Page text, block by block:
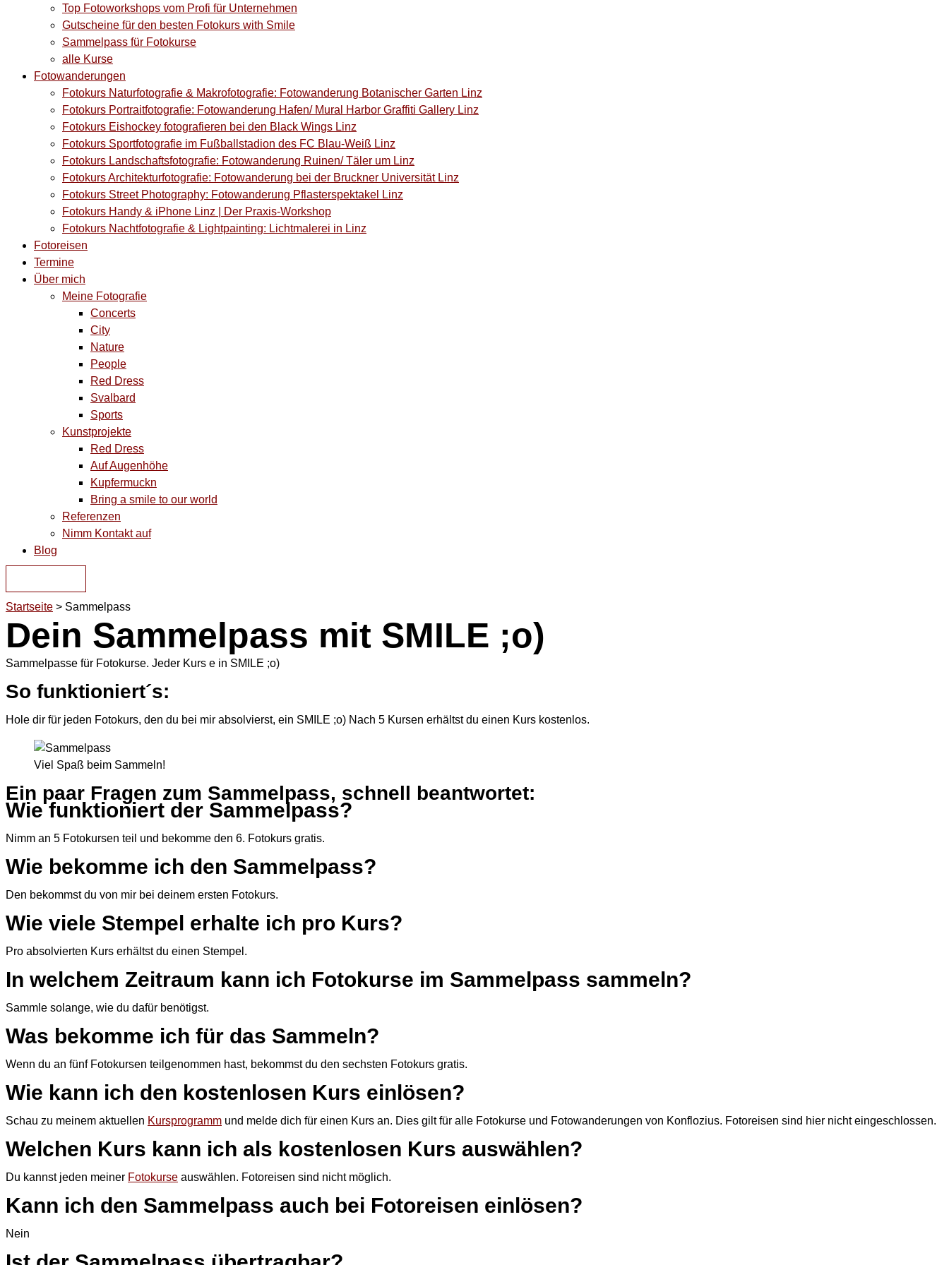
Top Fotoworkshops vom Profi für Unternehmen
Gutscheine für den besten Fotokurs with Smile
Sammelpass für Fotokurse
alle Kurse
Fotowanderungen
Fotokurs Naturfotografie & Makrofotografie: Fotowanderung Botanischer Garten Linz
Fotokurs Portraitfotografie: Fotowanderung Hafen/ Mural Harbor Graffiti Gallery Linz
Fotokurs Eishockey fotografieren bei den Black Wings Linz
Fotokurs Sportfotografie im Fußballstadion des FC Blau-Weiß Linz
Fotokurs Landschaftsfotografie: Fotowanderung Ruinen/ Täler um Linz
Fotokurs Architekturfotografie: Fotowanderung bei der Bruckner Universität Linz
Fotokurs Street Photography: Fotowanderung Pflasterspektakel Linz
Fotokurs Handy & iPhone Linz | Der Praxis-Workshop
Fotokurs Nachtfotografie & Lightpainting: Lichtmalerei in Linz
Fotoreisen
Termine
Über mich
Meine Fotografie
Concerts
City
Nature
People
Red Dress
Svalbard
Sports
Kunstprojekte
Red Dress
Auf Augenhöhe
Kupfermuckn
Bring a smile to our world
Referenzen
Nimm Kontakt auf
Blog
Startseite ˃ Sammelpass
Dein Sammelpass mit SMILE ;o)
Sammelpasse für Fotokurse. Jeder Kurs e in SMILE ;o)
So funktioniert´s:
Hole dir für jeden Fotokurs, den du bei mir absolvierst, ein SMILE ;o) Nach 5 Kursen erhältst du einen Kurs kostenlos.
Viel Spaß beim Sammeln!
Ein paar Fragen zum Sammelpass, schnell beantwortet:
Wie funktioniert der Sammelpass?
Nimm an 5 Fotokursen teil und bekomme den 6. Fotokurs gratis.
Wie bekomme ich den Sammelpass?
Den bekommst du von mir bei deinem ersten Fotokurs.
Wie viele Stempel erhalte ich pro Kurs?
Pro absolvierten Kurs erhältst du einen Stempel.
In welchem Zeitraum kann ich Fotokurse im Sammelpass sammeln?
Sammle solange, wie du dafür benötigst.
Was bekomme ich für das Sammeln?
Wenn du an fünf Fotokursen teilgenommen hast, bekommst du den sechsten Fotokurs gratis.
Wie kann ich den kostenlosen Kurs einlösen?
Schau zu meinem aktuellen Kursprogramm und melde dich für einen Kurs an. Dies gilt für alle Fotokurse und Fotowanderungen von Konflozius. Fotoreisen sind hier nicht eingeschlossen.
Welchen Kurs kann ich als kostenlosen Kurs auswählen?
Du kannst jeden meiner Fotokurse auswählen. Fotoreisen sind nicht möglich.
Kann ich den Sammelpass auch bei Fotoreisen einlösen?
Nein